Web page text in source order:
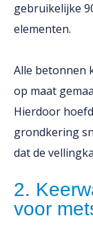
gebruikelijke
elementen.
Alle betonnen
op maat
Hierdoor
grondkering
dat de
2.
voor